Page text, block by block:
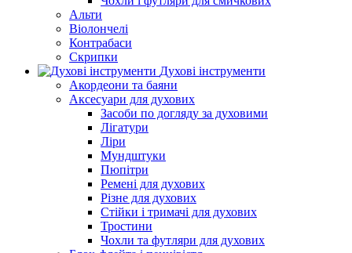
Альти
Віолончелі
Контрабаси
Скрипки
Духові інструменти
Акордеони та баяни
Аксесуари для духових
Засоби по догляду за духовими
Лігатури
Ліри
Мундштуки
Пюпітри
Ремені для духових
Різне для духових
Стійки і тримачі для духових
Тростини
Чохли та футляри для духових